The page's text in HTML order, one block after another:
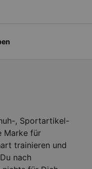
, Sportartikel-
Marke für
trainieren und
nach